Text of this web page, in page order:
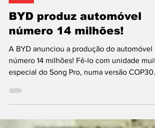
BYD
BYD produz automóvel
número 14 milhões!
A BYD anunciou a produção do automóvel
número 14 milhões! Fê-lo com unidade
especial do Song Pro, numa versão COP30
Brasil, e que conta com a particularidade de